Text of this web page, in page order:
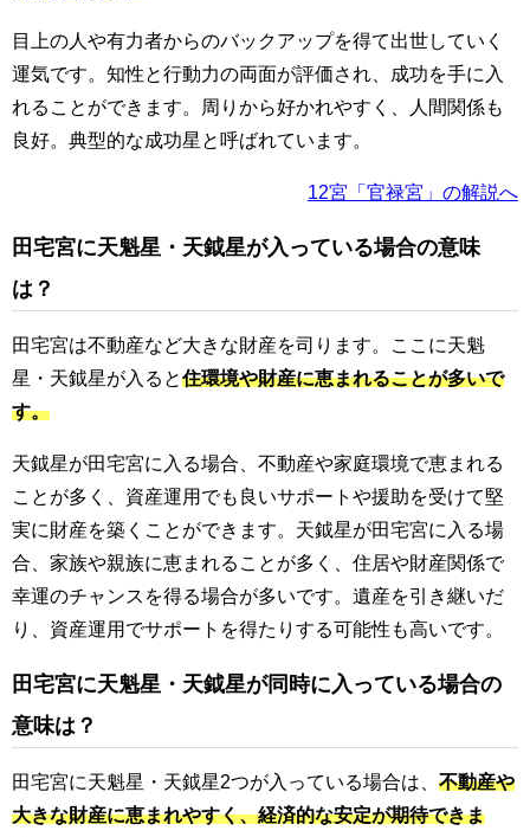
目上の人や有力者からのバックアップを得て出世していく
運気です。知性と行動力の両面が評価され、成功を手に入
れることができます。周りから好かれやすく、人間関係も
良好。典型的な成功星と呼ばれています。
12宮「官禄宮」の解説へ
田宅宮に天魁星・天鉞星が入っている場合の意味
は？
田宅宮は不動産など大きな財産を司ります。ここに天魁
星・天鉞星が入ると住環境や財産に恵まれることが多いで
す。
天鉞星が田宅宮に入る場合、不動産や家庭環境で恵まれる
ことが多く、資産運用でも良いサポートや援助を受けて堅
実に財産を築くことができます。天鉞星が田宅宮に入る場
合、家族や親族に恵まれることが多く、住居や財産関係で
幸運のチャンスを得る場合が多いです。遺産を引き継いだ
り、資産運用でサポートを得たりする可能性も高いです。
田宅宮に天魁星・天鉞星が同時に入っている場合の
意味は？
田宅宮に天魁星・天鉞星2つが入っている場合は、 不動産や
大きな財産に恵まれやすく、経済的な安定が期待できま